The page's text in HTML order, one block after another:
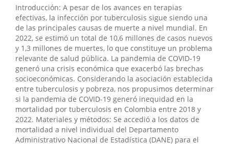
Introducción: A pesar de los avances en terapias
efectivas, la infección por tuberculosis sigue siendo una
de las principales causas de muerte a nivel mundial. En
2022, se estimó un total de 10,6 millones de casos nuevos
y 1,3 millones de muertes, lo que constituye un problema
relevante de salud pública. La pandemia de COVID-19
generó una crisis económica que exacerbó las brechas
socioeconómicas. Considerando la asociación establecida
entre tuberculosis y pobreza, nos propusimos determinar
si la pandemia de COVID-19 generó inequidad en la
mortalidad por tuberculosis en Colombia entre 2018 y
2022. Materiales y métodos: Se accedió a los datos de
mortalidad a nivel individual del Departamento
Administrativo Nacional de Estadística (DANE) para el